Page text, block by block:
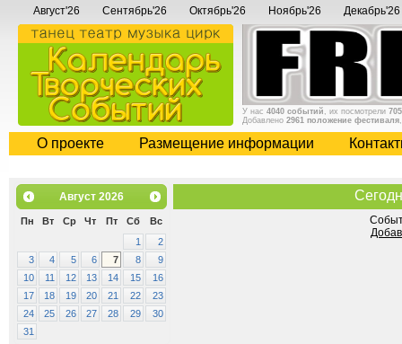
Август'26 Сентябрь'26 Октябрь'26 Ноябрь'26 Декабрь'26
У нас 4040 событий , их посмотрели
Добавлено 2961 положение фестиваля
О проекте Размещение информации
Август 2026
Пн Вт Ср Чт Пт Сб
Вс
1
2
3
4 5 6 7 8
9
10
11 12 13 14 15
16
17
18 19 20 21 22
23
24
25 26 27 28 29
30
31